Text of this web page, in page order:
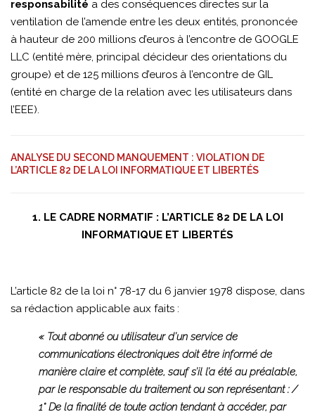
responsabilité a des conséquences directes sur la
ventilation de l’amende entre les deux entités, prononcée
à hauteur de 200 millions d’euros à l’encontre de GOOGLE
LLC (entité mère, principal décideur des orientations du
groupe) et de 125 millions d’euros à l’encontre de GIL
(entité en charge de la relation avec les utilisateurs dans
l’EEE).
ANALYSE DU SECOND MANQUEMENT : VIOLATION DE
L’ARTICLE 82 DE LA LOI INFORMATIQUE ET LIBERTÉS
1. LE CADRE NORMATIF : L’ARTICLE 82 DE LA LOI
INFORMATIQUE ET LIBERTÉS
L’article 82 de la loi n° 78-17 du 6 janvier 1978 dispose, dans
sa rédaction applicable aux faits :
« Tout abonné ou utilisateur d’un service de
communications électroniques doit être informé de
manière claire et complète, sauf s’il l’a été au préalable,
par le responsable du traitement ou son représentant : /
1° De la finalité de toute action tendant à accéder, par